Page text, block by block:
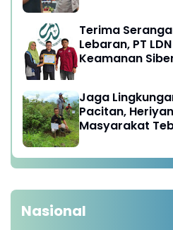
Terima
Lebaran, PT
Keamanan
Jaga
Pacitan,
Masyarakat
Nasional